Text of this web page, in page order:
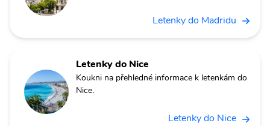
Letenky do Madridu
Letenky do Nice
Koukni na přehledné informace k letenkám do
Nice.
Letenky do Nice